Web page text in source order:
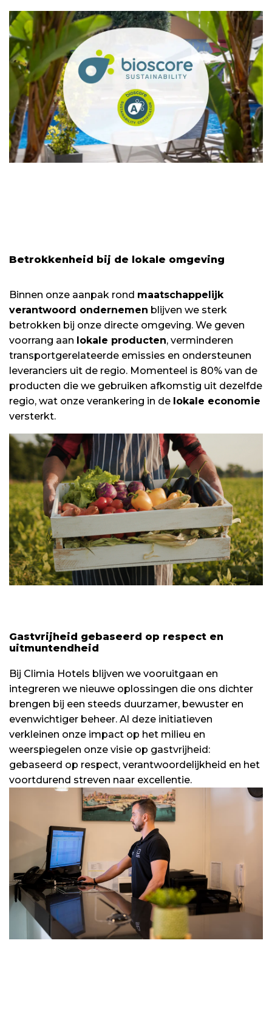
Betrokkenheid bij de lokale omgeving
Binnen onze aanpak rond maatschappelijk
verantwoord ondernemen blijven we sterk
betrokken bij onze directe omgeving. We geven
voorrang aan lokale producten, verminderen
transportgerelateerde emissies en ondersteunen
leveranciers uit de regio. Momenteel is 80% van de
producten die we gebruiken afkomstig uit dezelfde
regio, wat onze verankering in de lokale economie
versterkt.
Gastvrijheid gebaseerd op respect en
uitmuntendheid
Bij Climia Hotels blijven we vooruitgaan en
integreren we nieuwe oplossingen die ons dichter
brengen bij een steeds duurzamer, bewuster en
evenwichtiger beheer. Al deze initiatieven
verkleinen onze impact op het milieu en
weerspiegelen onze visie op gastvrijheid:
gebaseerd op respect, verantwoordelijkheid en het
voortdurend streven naar excellentie.